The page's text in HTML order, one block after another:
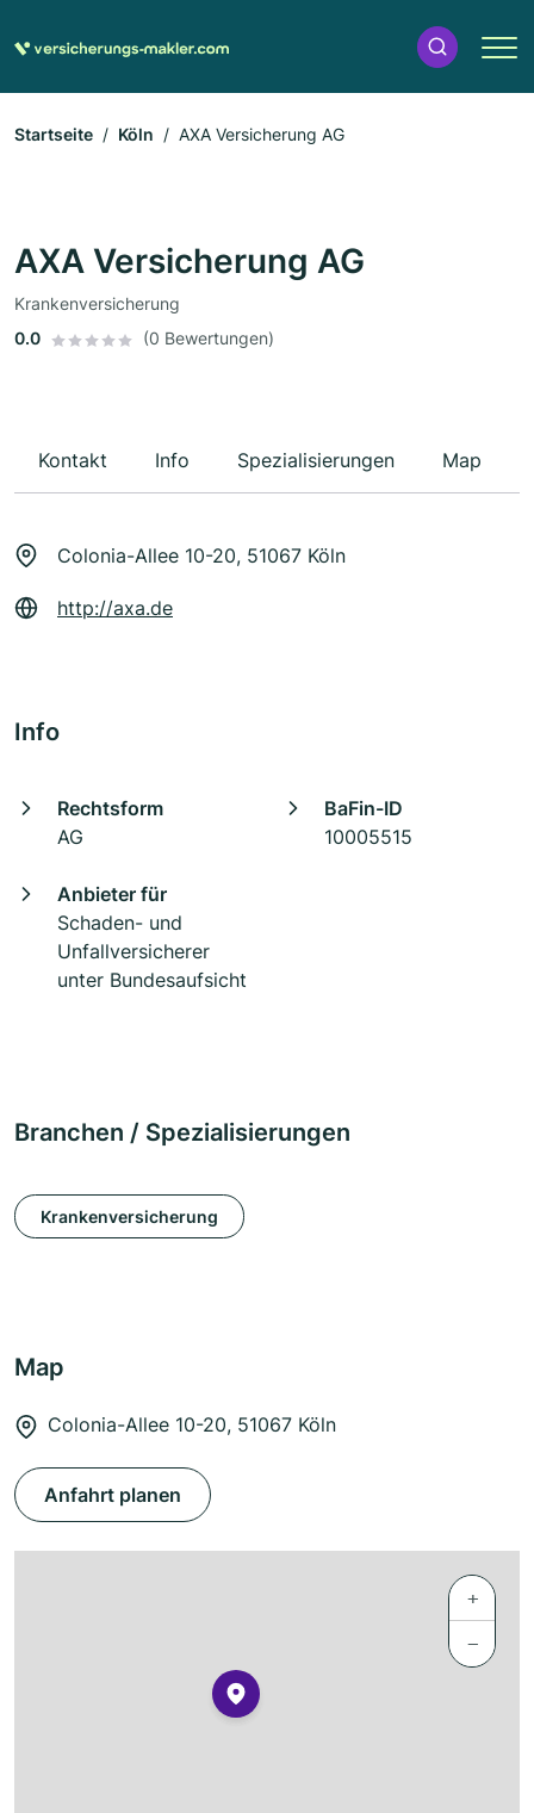
Startseite Köln AXA Versicherung AG
AXA Versicherung AG
Krankenversicherung
0.0
(0 Bewertungen)
Kontakt Info Spezialisierungen Map
Colonia-Allee 10-20, 51067 Köln
http://axa.de
Info
Rechtsform
AG
BaFin-ID
10005515
Anbieter für
Schaden- und
Unfallversicherer
unter Bundesaufsicht
Branchen / Spezialisierungen
Krankenversicherung
Map
Colonia-Allee 10-20, 51067 Köln
Anfahrt planen
+
−